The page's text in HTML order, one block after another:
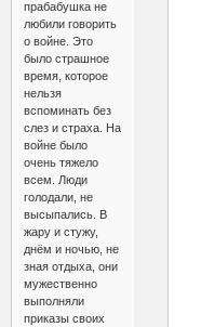
прабабушка не
любили говорить
о войне. Это
было страшное
время, которое
нельзя
вспоминать без
слез и страха. На
войне было
очень тяжело
всем. Люди
голодали, не
высыпались. В
жару и стужу,
днём и ночью, не
зная отдыха, они
мужественно
выполняли
приказы своих